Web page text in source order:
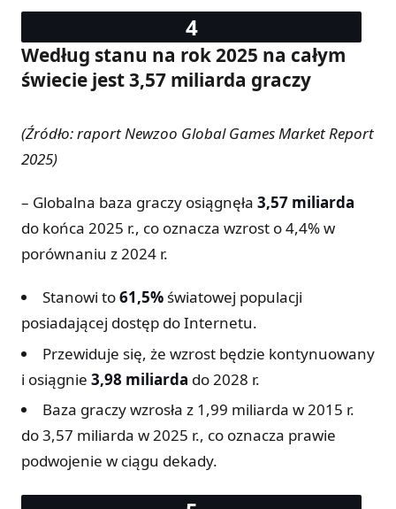
Według stanu na rok 2025 na całym
świecie jest 3,57 miliarda graczy
(Źródło: raport Newzoo Global Games Market Report
2025)
– Globalna baza graczy osiągnęła 3,57 miliarda
do końca 2025 r., co oznacza wzrost o 4,4% w
porównaniu z 2024 r.
Stanowi to61,5% światowej populacji
posiadającej dostęp do Internetu.
Przewiduje się, że wzrost będzie kontynuowany
i osiągnie 3,98 miliarda do 2028 r.
Baza graczy wzrosła z 1,99 miliarda w 2015 r.
do 3,57 miliarda w 2025 r., co oznacza prawie
podwojenie w ciągu dekady.